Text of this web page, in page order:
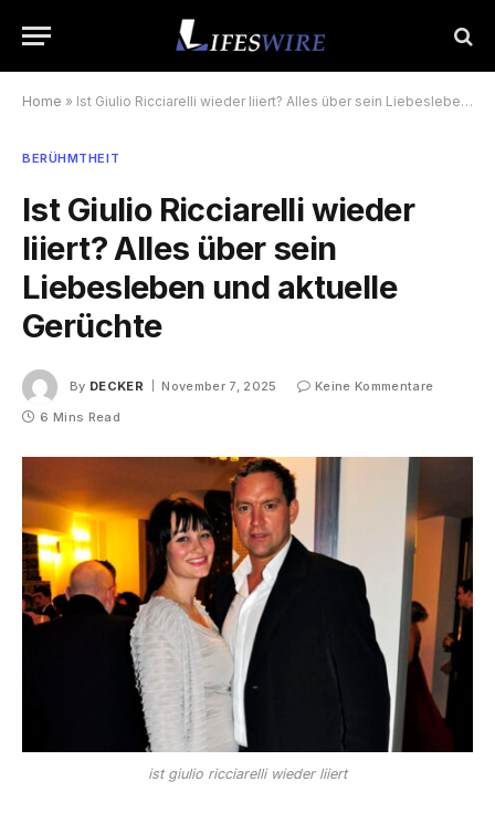
Home » Ist Giulio Ricciarelli wieder liiert? Alles über sein Liebesleben und aktuelle Gerüchte
BERÜHMTHEIT
Ist Giulio Ricciarelli wieder
liiert? Alles über sein
Liebesleben und aktuelle
Gerüchte
By DECKER November 7, 2025
Keine Kommentare
6 Mins Read
ist giulio ricciarelli wieder liiert